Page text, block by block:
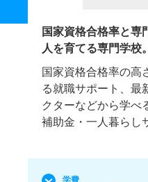
国家資格合格率と専
人を育てる専門学校。
国家資格合格率の高
る就職サポート、最
クターなどから学べ
補助金・一人暮らし
学費